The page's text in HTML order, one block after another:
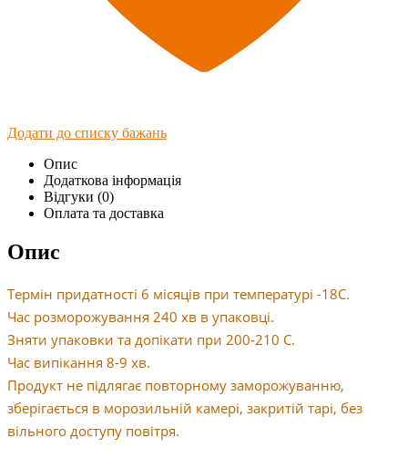
Додати до списку бажань
Опис
Додаткова інформація
Відгуки (0)
Оплата та доставка
Опис
Термін придатності 6 місяців при температурі -18С.
Час розморожування 240 хв в упаковці.
Зняти упаковки та допікати при 200-210 С.
Час випікання 8-9 хв.
Продукт не підлягає повторному заморожуванню,
зберігається в морозильній камері, закритій тарі, без
вільного доступу повітря.